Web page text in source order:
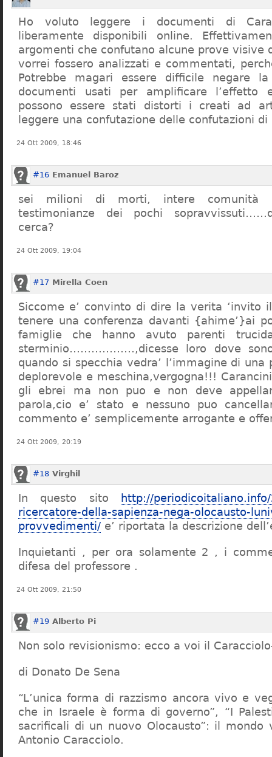
Ho voluto leggere i documenti di
liberamente disponibili online.
argomenti che confutano alcune prove visive
vorrei fossero analizzati e commentati,
Potrebbe magari essere difficile negare
documenti usati per amplificare l’effetto
possono essere stati distorti i creati ad
leggere una confutazione delle confutazioni di
24 Ott 2009, 18:46
#16 Emanuel Baroz
sei milioni di morti, intere comunità
testimonianze dei pochi
cerca?
24 Ott 2009, 19:04
#17 Mirella Coen
Siccome e’ convinto di dire la verita ‘invito
tenere una conferenza davanti {ahime’}ai
famiglie che hanno avuto parenti
sterminio………………,dicesse loro dove
quando si specchia vedra’ l’immagine di una
deplorevole e meschina,vergogna!!!
gli ebrei ma non puo e non deve
parola,cio e’ stato e nessuno puo
commento e’ semplicemente arrogante e
24 Ott 2009, 20:19
#18 Virghil
In questo sito
http://
ricercatore-della-sapienza-nega-olocausto-
provvedimenti/ e’ riportata la descrizione
Inquietanti , per ora solamente 2 , i
difesa del professore .
24 Ott 2009, 21:50
#19 Alberto Pi
Non solo revisionismo: ecco a voi il
di Donato De Sena
“L’unica forma di razzismo ancora vivo e
che in Israele è forma di governo”, “I
sacrificali di un nuovo Olocausto”: il mondo
Antonio Caracciolo.